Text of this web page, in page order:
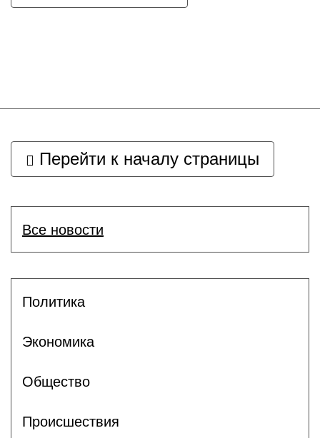
Перейти к началу страницы
Все новости
Политика
Экономика
Общество
Происшествия